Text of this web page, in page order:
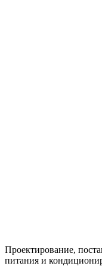
Проектирование,
питания и